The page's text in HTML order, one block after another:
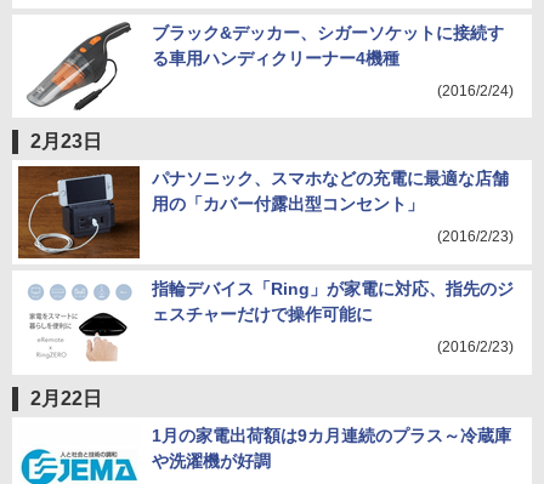
ブラック&デッカー、シガーソケットに接続す
る車用ハンディクリーナー4機種
(2016/2/24)
2月23日
パナソニック、スマホなどの充電に最適な店舗
用の「カバー付露出型コンセント」
(2016/2/23)
指輪デバイス「Ring」が家電に対応、指先のジ
ェスチャーだけで操作可能に
(2016/2/23)
2月22日
1月の家電出荷額は9カ月連続のプラス～冷蔵庫
や洗濯機が好調